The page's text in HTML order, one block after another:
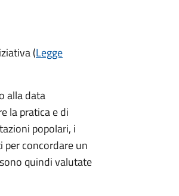
(Legge
alla data
la pratica e di
popolari, i
concordare un
quindi valutate